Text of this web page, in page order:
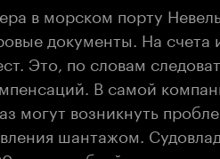
в морском порту
документы. На счета
Это, по словам
В самой
могут возникнуть
шантажом.